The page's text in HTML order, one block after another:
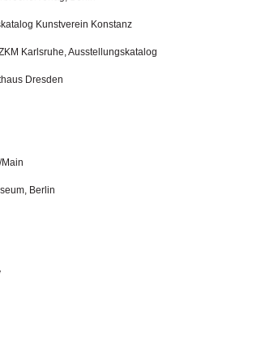
Kunstverein Konstanz
Karlsruhe, Ausstellungskatalog
Dresden
Berlin